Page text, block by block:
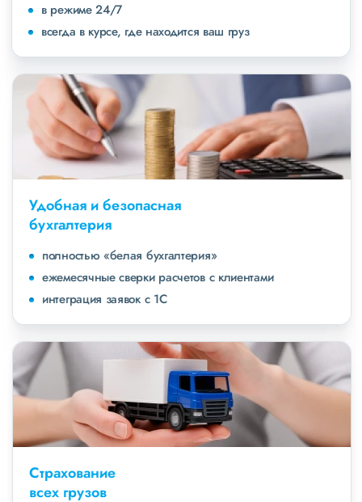
в режиме 24/7
всегда в курсе, где находится ваш груз
Удобная и безопасная
бухгалтерия
полностью «белая бухгалтерия»
ежемесячные сверки расчетов с клиентами
интеграция заявок с 1С
Страхование
всех грузов